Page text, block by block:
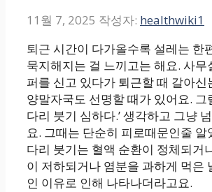
11월 7, 2025 작성자: healthwiki1
퇴근 시간이 다가올수록 설레는 한
묵지해지는 걸 느끼고는 해요. 사무
퍼를 신고 있다가 퇴근할 때 갈아신
양말자국도 선명할 때가 있어요. 그
다리 붓기 심하다.’ 생각하고 그냥
요. 그때는 단순히 피로때문인줄 알
다리 붓기는 혈액 순환이 정체되거
이 저하되거나 염분을 과하게 먹은
인 이유로 인해 나타나더라고요.